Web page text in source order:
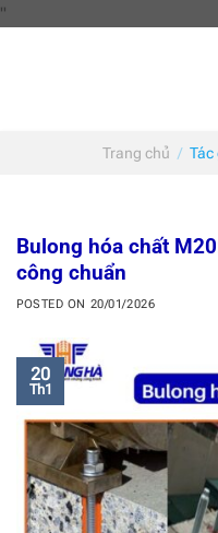
"
Trang chủ / Tác
Bulong hóa chất
công chuẩn
POSTED ON 20/01/2026
20
Th1